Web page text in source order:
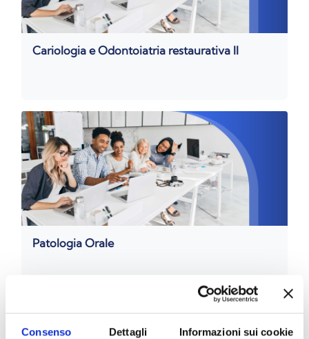
Consenso Dettagli Informazioni sui cookie
Cariologia e Odontoiatria restaurativa II
Patologia Orale